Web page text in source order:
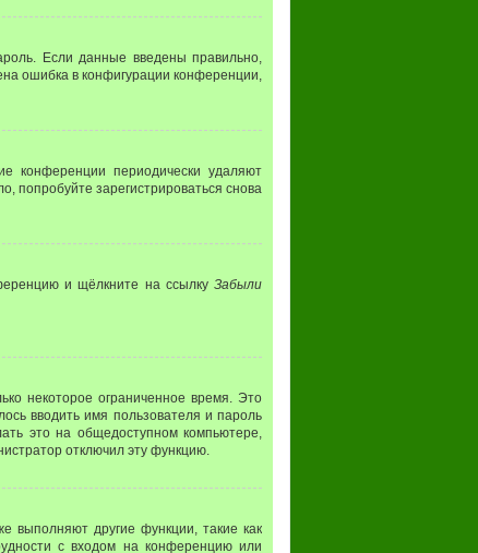
Если данные введены правильно,
ошибка в конфигурации конференции,
конференции периодически удаляют
попробуйте зарегистрироваться снова
и щёлкните на ссылку Забыли
некоторое ограниченное время. Это
вводить имя пользователя и пароль
это на общедоступном компьютере,
отключил эту функцию.
выполняют другие функции, такие как
с входом на конференцию или